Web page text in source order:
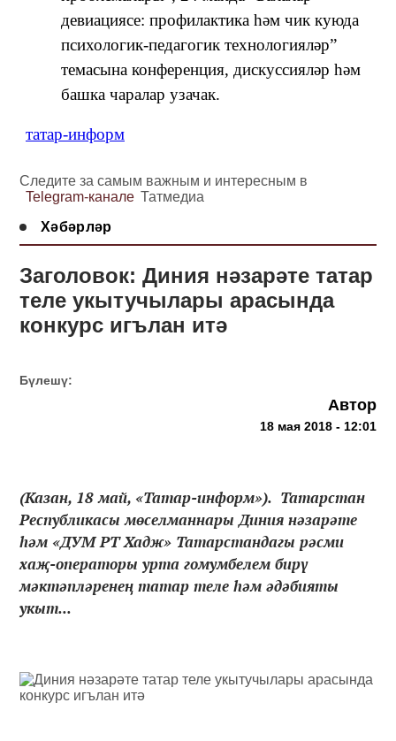
девиациясе: профилактика һәм чик куюда
психологик-педагогик технологияләр”
темасына конференция, дискуссияләр һәм
башка чаралар узачак.
татар-информ
Следите за самым важным и интересным в
Telegram-канале Татмедиа
Хәбәрләр
Заголовок: Диния нәзарәте татар
теле укытучылары арасында
конкурс игълан итә
Бүлешү:
Автор
18 мая 2018 - 12:01
(Казан, 18 май, «Татар-информ»). Татарстан
Республикасы мөселманнары Диния нәзарәте
һәм «ДУМ РТ Хадж» Татарстандагы рәсми
хаҗ-операторы урта гомумбелем бирү
мәктәпләренең татар теле һәм әдәбияты
укыт...